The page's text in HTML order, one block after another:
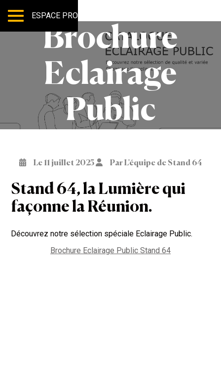
ESPACE PRO
Brochure
Eclairage
Public
Le 11 juillet 2025 Par L'équipe de Stand 64
Stand 64, la Lumière qui
façonne la Réunion.
Découvrez notre sélection spéciale Eclairage Public.
Brochure Eclairage Public Stand 64